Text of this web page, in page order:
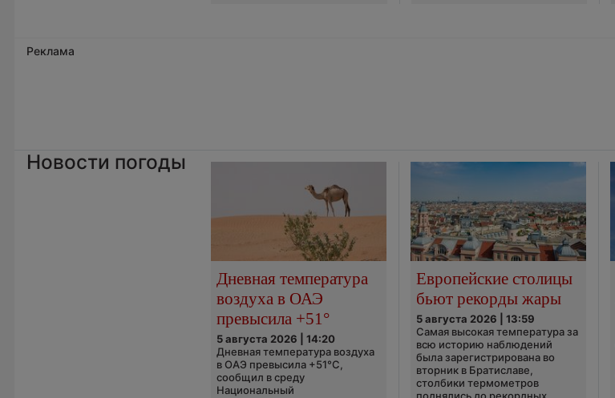
Реклама
Новости погоды
Дневная температура
воздуха в ОАЭ
превысила +51°
5 августа 2026 | 14:20
Дневная температура воздуха
в ОАЭ превысила +51°C,
сообщил в среду
Национальный
Европейские столицы
бьют рекорды жары
5 августа 2026 | 13:59
Самая высокая температура за
всю историю наблюдений
была зарегистрирована во
вторник в Братиславе,
столбики термометров
поднялись до рекордных